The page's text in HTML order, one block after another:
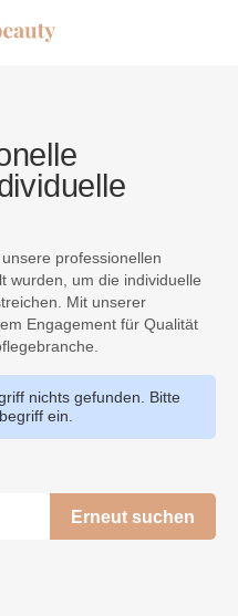
professionellen
wurden, um die individuelle
Mit unserer
Engagement für Qualität
nichts gefunden. Bitte
ein.